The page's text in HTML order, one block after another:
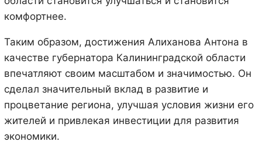
комфортнее.
Таким образом, достижения Алиханова Антона в
качестве губернатора Калининградской области
впечатляют своим масштабом и значимостью. Он
сделал значительный вклад в развитие и
процветание региона, улучшая условия жизни его
жителей и привлекая инвестиции для развития
экономики.